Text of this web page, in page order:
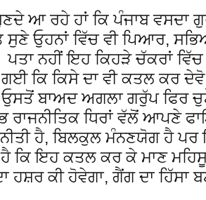
ਆ ਰਹੇ ਹਾਂ ਕਿ ਪੰਜਾਬ ਵਸਦਾ
ਸੁਣੇ ਓੁਹਨਾਂ ਵਿੱਚ ਵੀ ਪਿਆਰ,
ਪਤਾ ਨਹੀਂ ਇਹ ਕਿਹੜੇ ਚੱਕਰਾਂ
ਗਈ ਕਿ ਕਿਸੇ ਦਾ ਵੀ ਕਤਲ ਕਰ
ਓੁਸਤੋਂ ਬਾਅਦ ਅਗਲਾ ਗਰੁੱਪ ਫਿਰ
ਰਾਜਨੀਤਿਕ ਧਿਰਾਂ ਵੱਲੋਂ ਆਪਣੇ
ਹੈ, ਬਿਲਕੁਲ ਮੰਨਣਯੋਗ ਹੈ ਪਰ
ਹੈ ਕਿ ਇਹ ਕਤਲ ਕਰ ਕੇ ਮਾਣ
ਹਸ਼ਰ ਕੀ ਹੋਵੇਗਾ, ਗੈਂਗ ਦਾ ਹਿੱਸਾ